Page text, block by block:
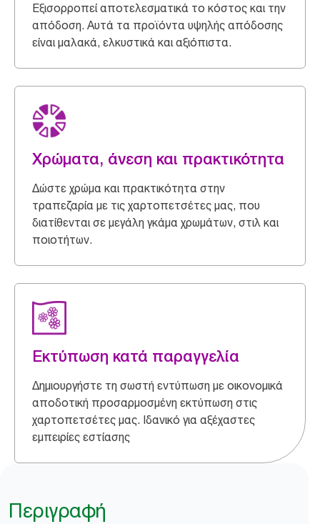
Εξισορροπεί αποτελεσματικά το κόστος και την
απόδοση. Αυτά τα προϊόντα υψηλής απόδοσης
είναι μαλακά, ελκυστικά και αξιόπιστα.
Χρώματα, άνεση και πρακτικότητα
Δώστε χρώμα και πρακτικότητα στην
τραπεζαρία με τις χαρτοπετσέτες μας, που
διατίθενται σε μεγάλη γκάμα χρωμάτων, στιλ και
ποιοτήτων.
Εκτύπωση κατά παραγγελία
Δημιουργήστε τη σωστή εντύπωση με οικονομικά
αποδοτική προσαρμοσμένη εκτύπωση στις
χαρτοπετσέτες μας. Ιδανικό για αξέχαστες
εμπειρίες εστίασης
Περιγραφή